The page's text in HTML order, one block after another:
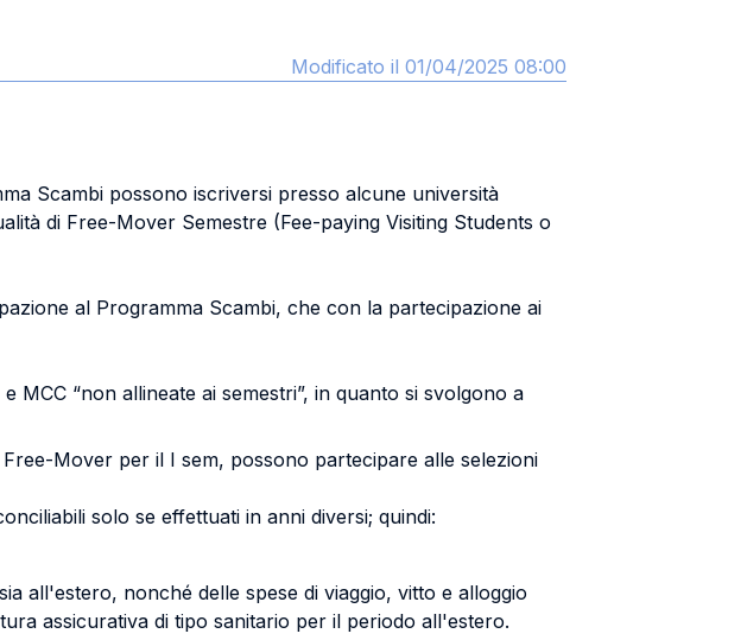
Modificato il 01/04/2025 08:00
Scambi possono iscriversi presso alcune università
di Free-Mover Semestre (Fee-paying Visiting Students o
al Programma Scambi, che con la partecipazione ai
MCC “non allineate ai semestri”, in quanto si svolgono a
Mover per il I sem, possono partecipare alle selezioni
solo se effettuati in anni diversi; quindi:
all'estero, nonché delle spese di viaggio, vitto e alloggio
assicurativa di tipo sanitario per il periodo all'estero.